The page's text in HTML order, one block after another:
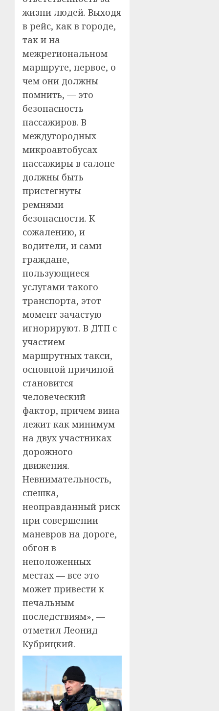
жизни людей. Выходя
в рейс, как в городе,
так и на
межрегиональном
маршруте, первое, о
чем они должны
помнить, — это
безопасность
пассажиров. В
междугородных
микроавтобусах
пассажиры в салоне
должны быть
пристегнуты
ремнями
безопасности. К
сожалению, и
водители, и сами
граждане,
пользующиеся
услугами такого
транспорта, этот
момент зачастую
игнорируют. В ДТП с
участием
маршрутных такси,
основной причиной
становится
человеческий
фактор, причем вина
лежит как минимум
на двух участниках
дорожного
движения.
Невнимательность,
спешка,
неоправданный риск
при совершении
маневров на дороге,
обгон в
неположенных
местах — все это
может привести к
печальным
последствиям», —
отметил Леонид
Кубрицкий.